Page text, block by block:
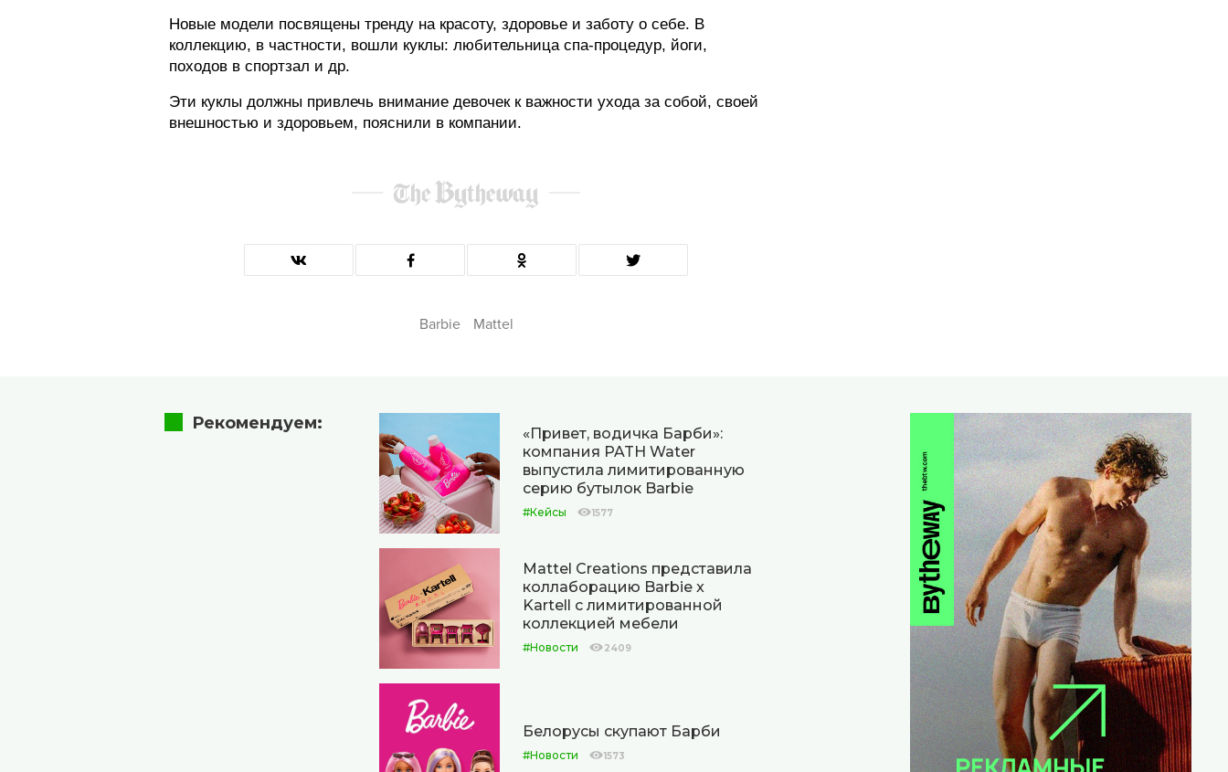
Новые модели посвящены тренду на красоту, здоровье и заботу о себе. В
коллекцию, в частности, вошли куклы: любительница спа-процедур, йоги,
походов в спортзал и др.
Эти куклы должны привлечь внимание девочек к важности ухода за собой, своей
внешностью и здоровьем, пояснили в компании.
Barbie Mattel
Рекомендуем:
«Привет, водичка Барби»:
компания PATH Water
выпустила лимитированную
серию бутылок Barbie
#Кейсы 1577
Mattel Creations представила
коллаборацию Barbie x
Kartell с лимитированной
коллекцией мебели
#Новости 2409
Белорусы скупают Барби
#Новости 1573